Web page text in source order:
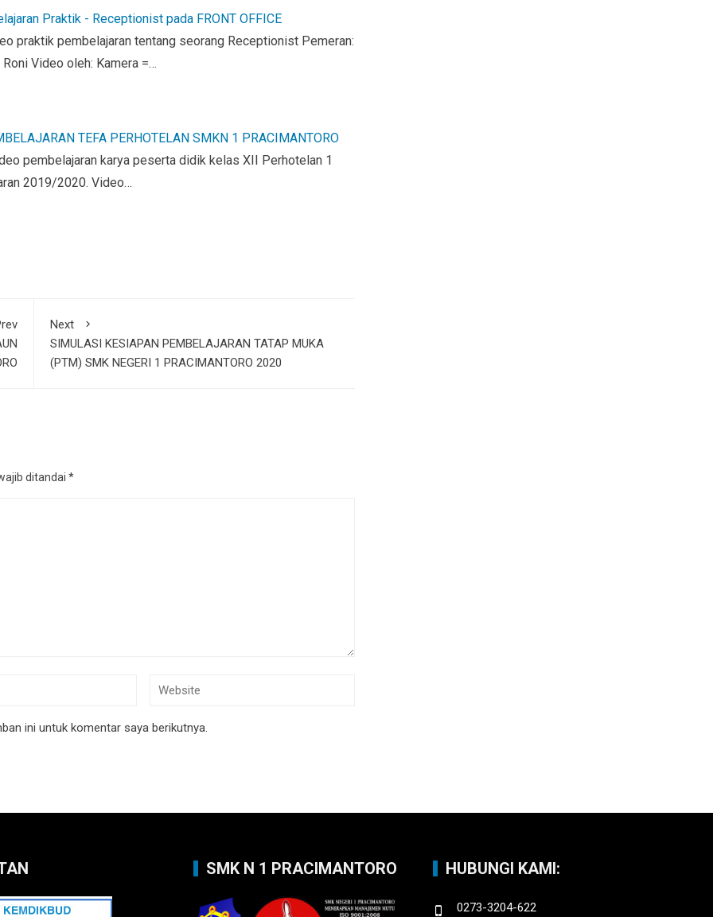
Praktik - Receptionist pada FRONT OFFICE
praktik pembelajaran tentang seorang Receptionist Pemeran:
Video oleh: Kamera =…
TEFA PERHOTELAN SMKN 1 PRACIMANTORO
pembelajaran karya peserta didik kelas XII Perhotelan 1
2019/2020. Video…
Next
SIMULASI KESIAPAN PEMBELAJARAN TATAP MUKA
(PTM) SMK NEGERI 1 PRACIMANTORO 2020
ditandai *
ini untuk komentar saya berikutnya.
SMK N 1 PRACIMANTORO HUBUNGI KAMI:
0273-3204-622